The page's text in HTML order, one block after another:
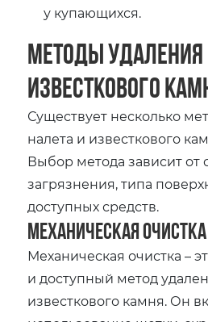
у купающихся.
Методы удаления
известкового
Существует несколько
налета и известкового
Выбор метода зависит от
загрязнения, типа
доступных средств.
Механическая очистка
Механическая очистка –
и доступный метод
известкового камня. Он